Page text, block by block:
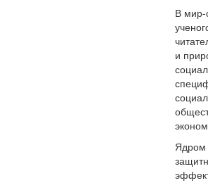
В мир-
и
Ядром